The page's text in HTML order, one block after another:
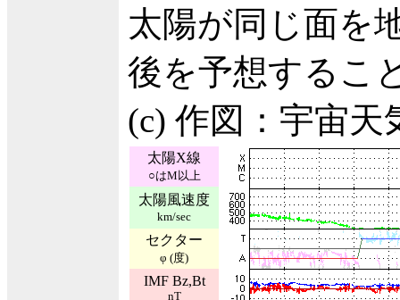
太陽が同じ面を
後を予想するこ
(c) 作図：宇宙天
太陽X線
○はM以上
太陽風速度
km/sec
セクター
φ (度)
IMF Bz,Bt
nT